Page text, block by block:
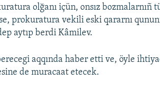
olğanı içün, onsız bozmalarnıñ
prokuratura vekili eski qararnı
aytıp berdi Kâmilev.
aqqında haber etti ve, öyle
de muracaat etecek.